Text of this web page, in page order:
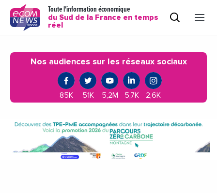
Toute l'information économique
du Sud de la France en temps
réel
Nos audiences sur les réseaux sociaux
85K 51K 5,2M 5,7K 2,6K